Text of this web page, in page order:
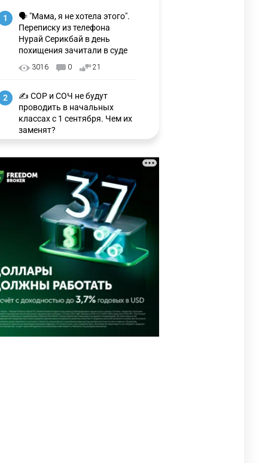
1
🗣 "Мама, я не хотела этого".
Переписку из телефона
Нурай Серикбай в день
похищения зачитали в суде
3016 0 21
2
✍️ СОР и СОЧ не будут
проводить в начальных
классах с 1 сентября. Чем их
заменят?
3
🗣 Мужчина сказал тост на
свадьбе и заработал
уголовное дело
2921 11 88
⚠️ Доброе утро, друзья!
Предлагаем обзор главных
новостей за 4 августа
2738 0 1
5
🗣Глава государства
направил телеграмму
соболезнования родным и